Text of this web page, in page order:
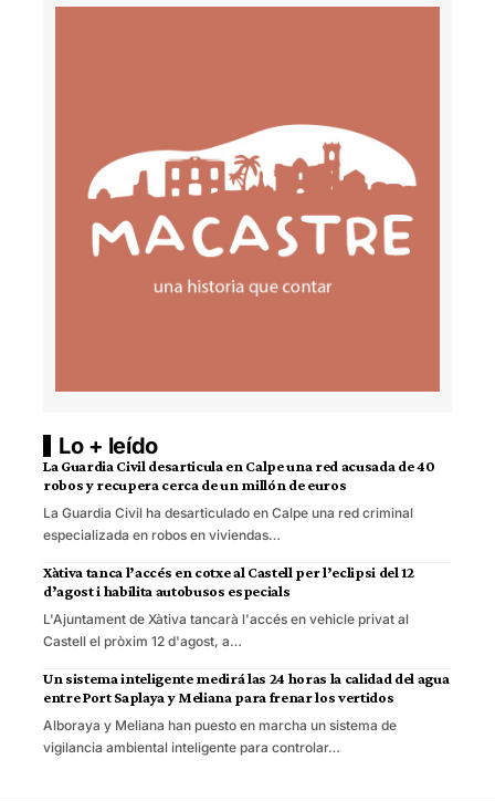
Lo + leído
La Guardia Civil desarticula en Calpe una red acusada de 40
robos y recupera cerca de un millón de euros
La Guardia Civil ha desarticulado en Calpe una red criminal
especializada en robos en viviendas…
Xàtiva tanca l’accés en cotxe al Castell per l’eclipsi del 12
d’agost i habilita autobusos especials
L'Ajuntament de Xàtiva tancarà l'accés en vehicle privat al
Castell el pròxim 12 d'agost, a…
Un sistema inteligente medirá las 24 horas la calidad del agua
entre Port Saplaya y Meliana para frenar los vertidos
Alboraya y Meliana han puesto en marcha un sistema de
vigilancia ambiental inteligente para controlar…